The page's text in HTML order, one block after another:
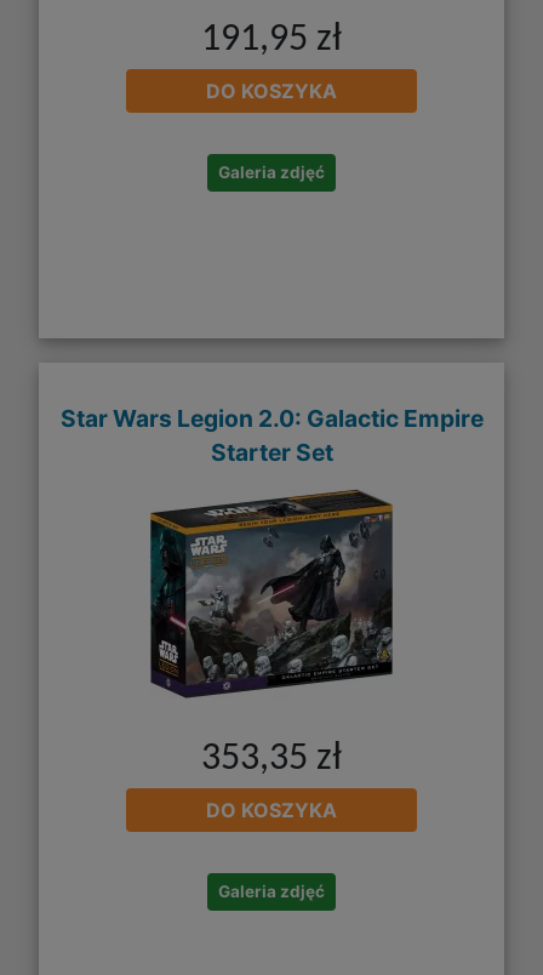
191,95 zł
DO KOSZYKA
Galeria zdjęć
Star Wars Legion 2.0: Galactic Empire
Starter Set
353,35 zł
DO KOSZYKA
Galeria zdjęć